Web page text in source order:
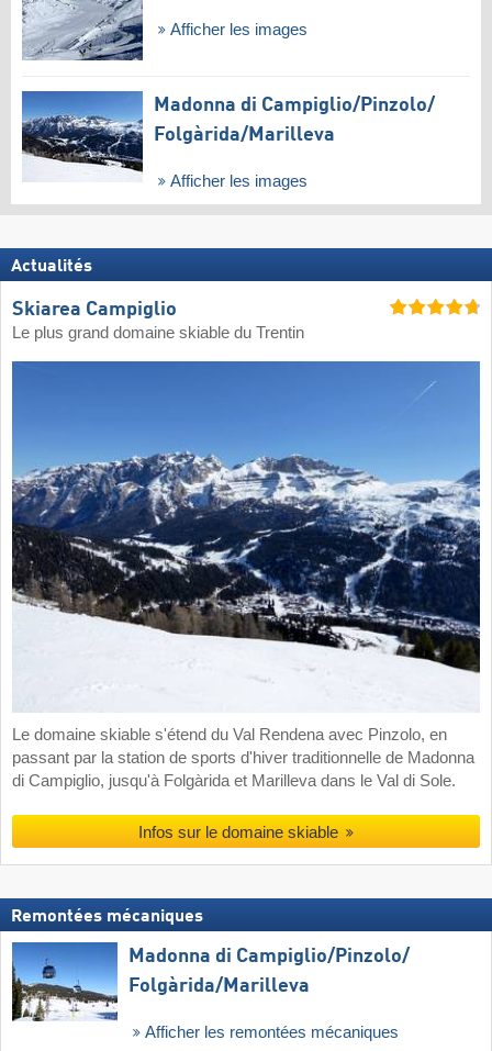
Afficher les images
Madonna di Campiglio/​Pinzolo/​
Folgàrida/​Marilleva
Afficher les images
Actualités
Skiarea Campiglio
Le plus grand domaine skiable du Trentin
Le domaine skiable s'étend du Val Rendena avec Pinzolo, en
passant par la station de sports d'hiver traditionnelle de Madonna
di Campiglio, jusqu'à Folgàrida et Marilleva dans le Val di Sole.
Infos sur le domaine skiable
Remontées mécaniques
Madonna di Campiglio/​Pinzolo/​
Folgàrida/​Marilleva
Afficher les remontées mécaniques